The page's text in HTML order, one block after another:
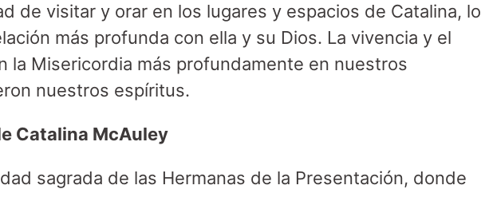
de visitar y orar en los lugares y espacios de Catalina, lo
más profunda con ella y su Dios. La vivencia y el
la Misericordia más profundamente en nuestros
nuestros espíritus.
Catalina McAuley
sagrada de las Hermanas de la Presentación, donde